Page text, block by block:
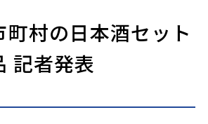
村の日本酒セット
記者発表